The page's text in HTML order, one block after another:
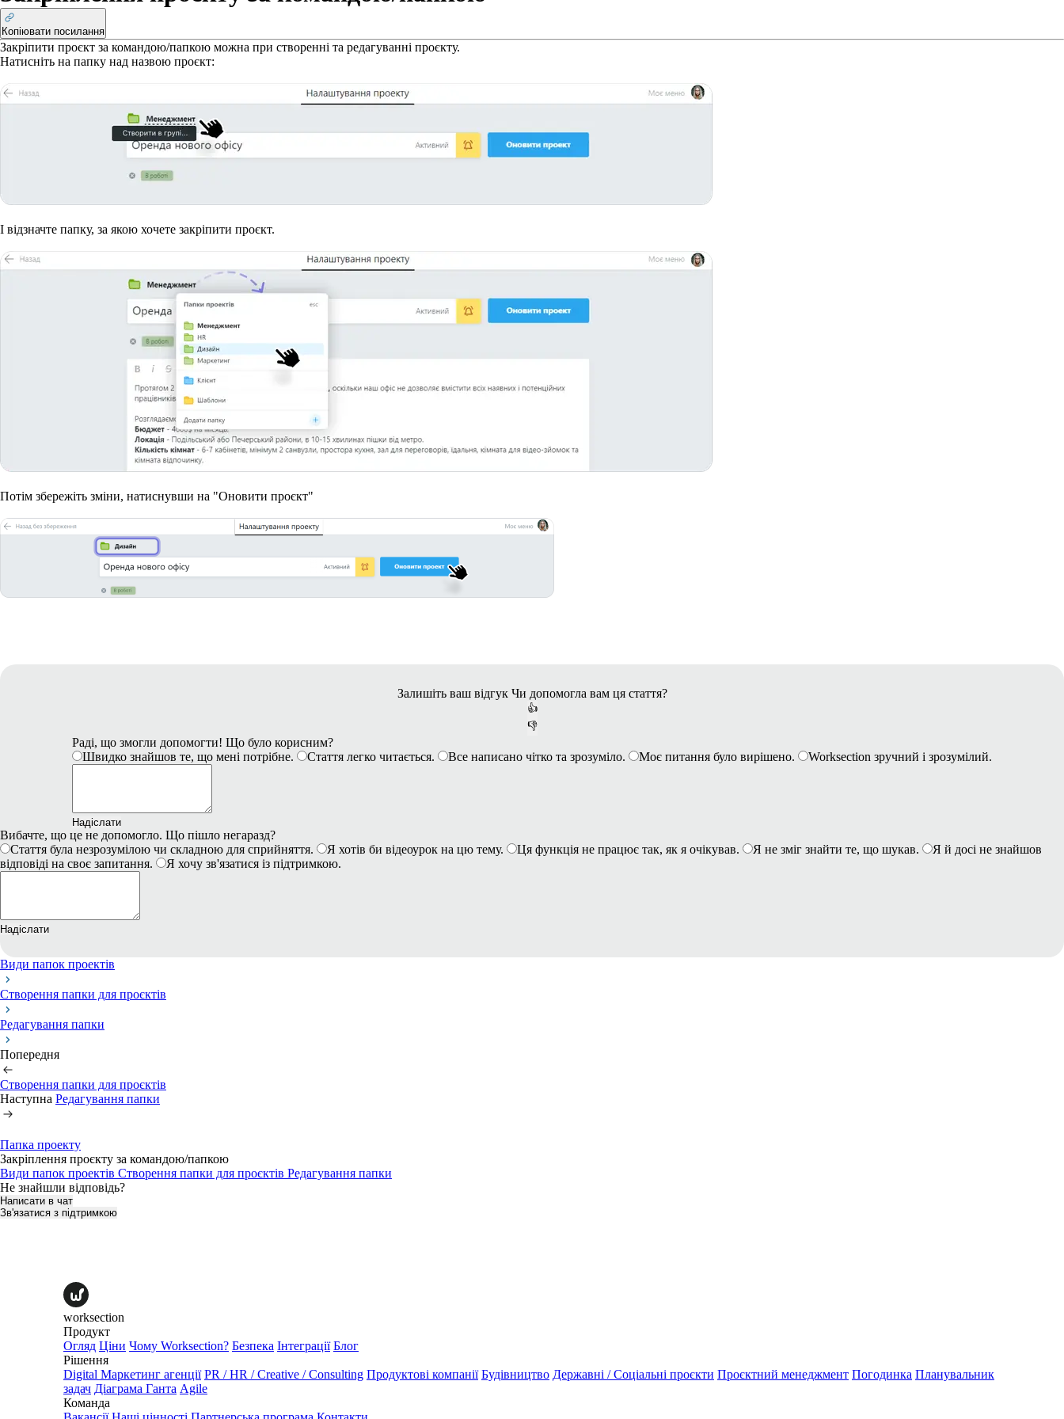
Копіювати посилання
Закріпити проєкт за командою/папкою можна при створенні та редагуванні проєкту.
Натисніть на папку над назвою проєкт:
І відзначте папку, за якою хочете закріпити проєкт.
Потім збережіть зміни, натиснувши на "Оновити проєкт"
Залишіть ваш відгук Чи допомогла вам ця стаття?
👍
👎
Раді, що змогли допомогти! Що було корисним?
Швидко знайшов те, що мені потрібне.
Стаття легко читається. Все написано чітко та зрозуміло. Моє питання було вирішено. Worksection зручний і зрозумілий.
Надіслати
Вибачте, що це не допомогло. Що пішло негаразд?
Стаття була незрозумілою чи складною для сприйняття.
Я хотів би відеоурок на цю тему. Ця функція не працює так, як я очікував. Я не зміг знайти те, що шукав.
Я й досі не знайшов
відповіді на своє запитання.
Я хочу зв'язатися із підтримкою.
Надіслати
Види папок проектів
Створення папки для проєктів
Редагування папки
Попередня
Створення папки для проєктів
Наступна Редагування папки
Папка проекту
Закріплення проєкту за командою/папкою
Види папок проектів Створення папки для проєктів Редагування папки
Не знайшли відповідь?
Написати в чат
Зв'язатися з підтримкою
worksection
Продукт
Огляд Ціни Чому Worksection? Безпека Інтеграції Блог
Рішення
Digital Маркетинг агенції PR / HR / Creative / Consulting Продуктові компанії Будівництво Державні / Соціальні проєкти Проєктний менеджмент Погодинка Планувальник
задач Діаграма Ганта Agile
Команда